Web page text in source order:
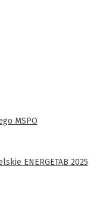
MSPO
ENERGETAB 2025